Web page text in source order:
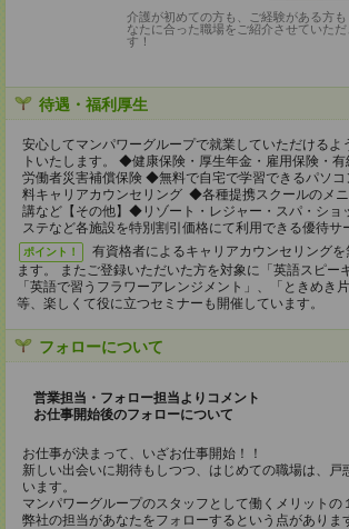
介護が初めての方も、ご経験がある方も
なたに合った職場をご紹介させていただ
す！
待遇・福利厚生
安心してマンパワーグループで就業していただけるよ
トいたします。 ◆健康保険・厚生年金・雇用保険・有
労働者災害補償保険 ◆無料で自宅で学習できるパソ
料キャリアカウンセリング ◆各種提携スクールのメ
講など【その他】◆リゾート・レジャー・スパ・ショ
ステなど各施設を特別割引価格にて利用できる優待サ
ポイント！
有資格者によるキャリアカウンセリング
ます。 またご登録いただいた方を対象に「英語スピー
「英語で習うフラワーアレンジメント」、「ときめき
等、楽しくて役に立つセミナーも開催しています。
フォローについて
営業担当・フォロー担当よりコメント
お仕事開始後のフォローについて
お仕事が決まって、いざお仕事開始！！
新しい出会いに期待もしつつ、はじめての職場は、戸
います。
マンパワーグループのスタッフとして働くメリットの
弊社の担当があなたをフォローするという点がありま